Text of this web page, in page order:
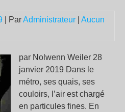
| ParAdministrateur
Aucun
par Nolwenn Weiler 28
janvier 2019 Dans le
métro, ses quais, ses
couloirs, l’air est chargé
en particules fines. En